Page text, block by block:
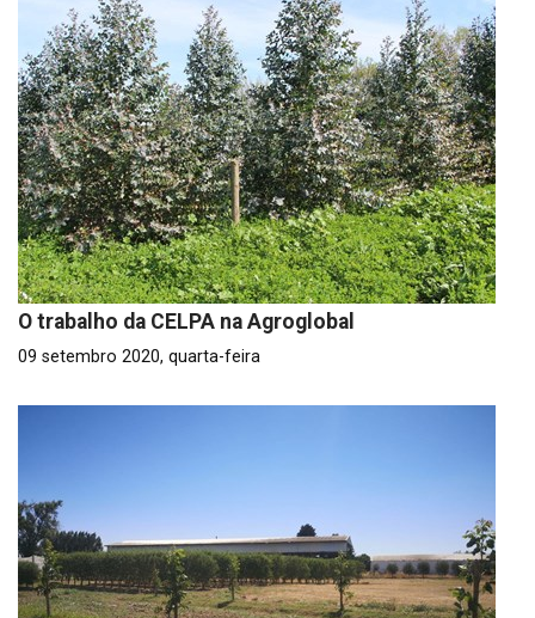
O trabalho da CELPA na Agroglobal
09 setembro 2020, quarta-feira